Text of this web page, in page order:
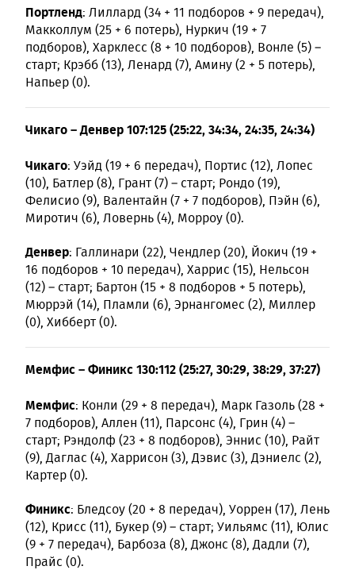
Портленд: Лиллард (34 + 11 подборов + 9 передач),
Макколлум (25 + 6 потерь), Нуркич (19 + 7
подборов), Харклесс (8 + 10 подборов), Вонле (5) –
старт; Крэбб (13), Ленард (7), Амину (2 + 5 потерь),
Напьер (0).
Чикаго – Денвер 107:125 (25:22, 34:34, 24:35, 24:34)
Чикаго: Уэйд (19 + 6 передач), Портис (12), Лопес
(10), Батлер (8), Грант (7) – старт; Рондо (19),
Фелисио (9), Валентайн (7 + 7 подборов), Пэйн (6),
Миротич (6), Ловернь (4), Морроу (0).
Денвер: Галлинари (22), Чендлер (20), Йокич (19 +
16 подборов + 10 передач), Харрис (15), Нельсон
(12) – старт; Бартон (15 + 8 подборов + 5 потерь),
Мюррэй (14), Пламли (6), Эрнангомес (2), Миллер
(0), Хибберт (0).
Мемфис – Финикс 130:112 (25:27, 30:29, 38:29, 37:27)
Мемфис: Конли (29 + 8 передач), Марк Газоль (28 +
7 подборов), Аллен (11), Парсонс (4), Грин (4) –
старт; Рэндолф (23 + 8 подборов), Эннис (10), Райт
(9), Даглас (4), Харрисон (3), Дэвис (3), Дэниелс (2),
Картер (0).
Финикс: Бледсоу (20 + 8 передач), Уоррен (17), Лень
(12), Крисс (11), Букер (9) – старт; Уильямс (11), Юлис
(9 + 7 передач), Барбоза (8), Джонс (8), Дадли (7),
Прайс (0).